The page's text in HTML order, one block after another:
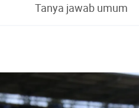
Tanya jawab umum